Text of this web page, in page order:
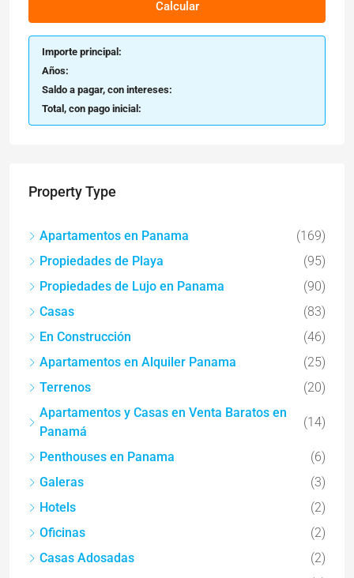
Calcular
Importe principal:
Años:
Saldo a pagar, con intereses:
Total, con pago inicial:
Property Type
Apartamentos en Panama
(169)
Propiedades de Playa
(95)
Propiedades de Lujo en Panama
(90)
Casas
(83)
En Construcción
(46)
Apartamentos en Alquiler Panama
(25)
Terrenos
(20)
Apartamentos y Casas en Venta Baratos en
Panamá
(14)
Penthouses en Panama
(6)
Galeras
(3)
Hotels
(2)
Oficinas
(2)
Casas Adosadas
(2)